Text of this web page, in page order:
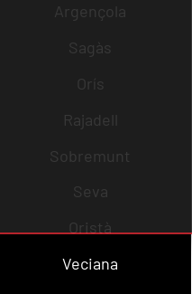
Argençola
Sagàs
Orís
Rajadell
Sobremunt
Seva
Oristà
Veciana